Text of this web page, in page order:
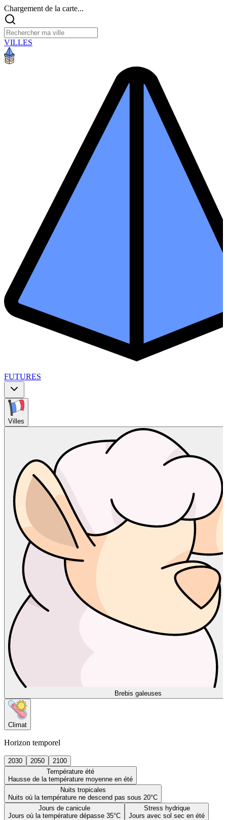
Chargement de la carte...
VILLES
FUTURES
Villes
Brebis galeuses
Climat
Horizon temporel
2030 2050
2100
Température été
Hausse de la température moyenne en été
Nuits tropicales
Nuits où la température ne descend pas sous 20°C
Jours de canicule
Jours où la température dépasse 35°C
Stress hydrique
Jours avec sol sec en été